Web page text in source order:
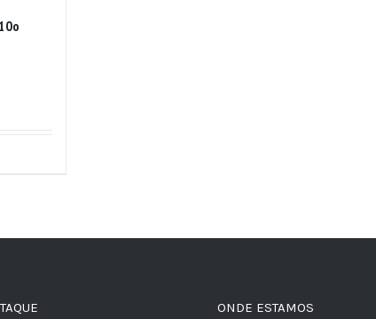
ONDE ESTAMOS